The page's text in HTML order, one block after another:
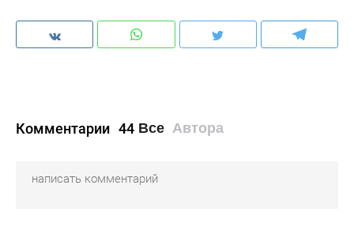
Комментарии 44 Все Автора